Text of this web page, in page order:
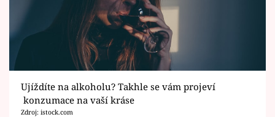
Horoskopy
Sledujte prima+
Filmový festival Karlovy Vary
Pořady
Ujíždíte na alkoholu? Takhle se vám projeví
konzumace na vaší kráse
Zdroj: istock.com